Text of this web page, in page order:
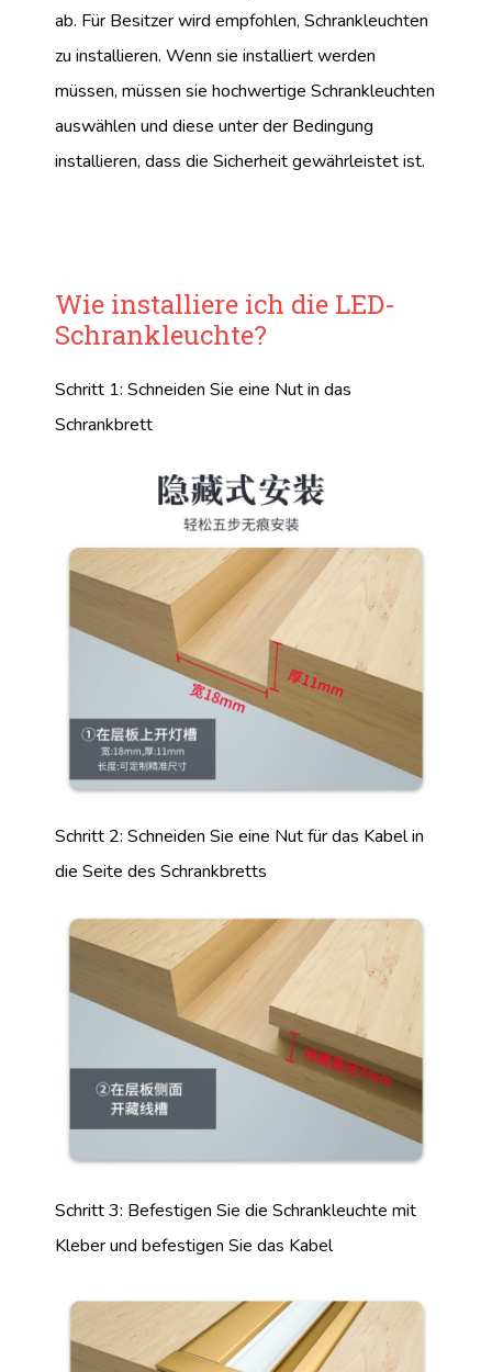
ab. Für Besitzer wird empfohlen, Schrankleuchten
zu installieren. Wenn sie installiert werden
müssen, müssen sie hochwertige Schrankleuchten
auswählen und diese unter der Bedingung
installieren, dass die Sicherheit gewährleistet ist.
Wie installiere ich die LED-
Schrankleuchte?
Schritt 1: Schneiden Sie eine Nut in das
Schrankbrett
Schritt 2: Schneiden Sie eine Nut für das Kabel in
die Seite des Schrankbretts
Schritt 3: Befestigen Sie die Schrankleuchte mit
Kleber und befestigen Sie das Kabel